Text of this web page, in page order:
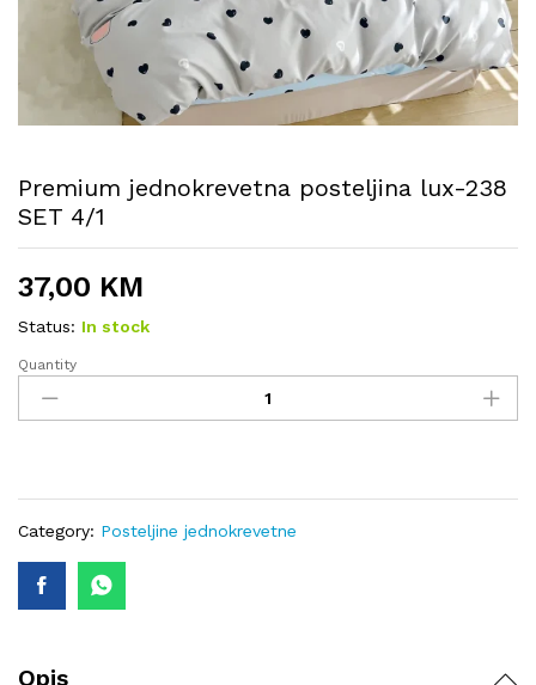
Premium jednokrevetna posteljina lux-238
SET 4/1
37,00 KM
Status: In stock
Premium
jednokrevetna
posteljina
SET
4/1
Quantity
Category: Posteljine jednokrevetne
Opis